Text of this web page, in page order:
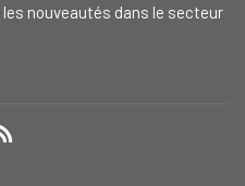
nouveautés dans le secteur